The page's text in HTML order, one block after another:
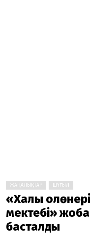
ЖАҢАЛЫҚТАР ШҰҒЫЛ
«Халық
мектебі»
басталды